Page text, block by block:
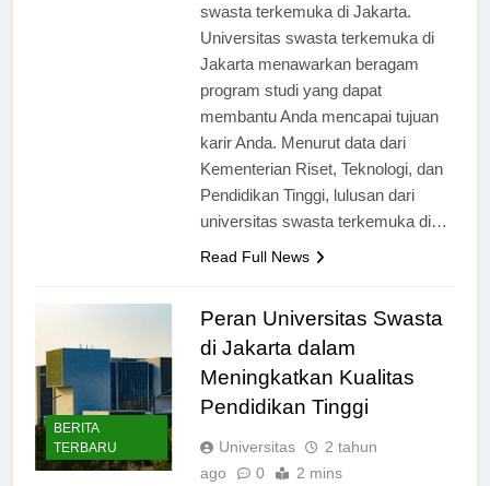
swasta terkemuka di Jakarta.
Universitas swasta terkemuka di
Jakarta menawarkan beragam
program studi yang dapat
membantu Anda mencapai tujuan
karir Anda. Menurut data dari
Kementerian Riset, Teknologi, dan
Pendidikan Tinggi, lulusan dari
universitas swasta terkemuka di…
Read Full News
BERITA
TERBARU
Peran Universitas Swasta
di Jakarta dalam
Meningkatkan Kualitas
Pendidikan Tinggi
Universitas
2 tahun
ago
0 2 mins